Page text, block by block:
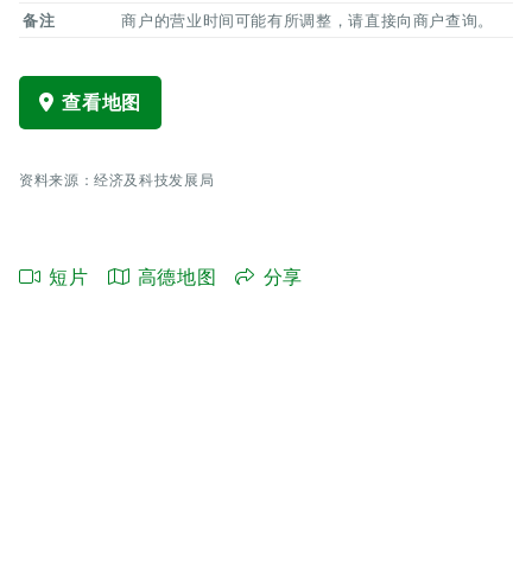
备注
商户的营业时间可能有所调整，请直接向商户查询。
查看地图
资料来源：经济及科技发展局
短片 高德地图 分享